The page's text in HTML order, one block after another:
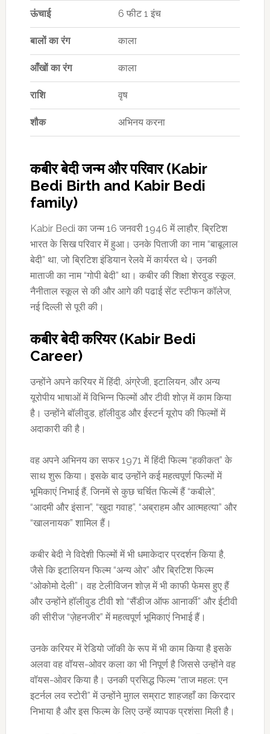
ऊंचाई 6 फीट 1 इंच
बालों का रंग काला
आँखों का रंग काला
राशि वृष
शौक अभिनय करना
कबीर बेदी जन्म और परिवार (Kabir
Bedi Birth and Kabir Bedi
family)
Kabir Bedi का जन्म 16 जनवरी 1946 में लाहौर, ब्रिटिश
भारत के सिख परिवार में हुआ। उनके पिताजी का नाम “बाबूलाल
बेदी” था, जो ब्रिटिश इंडियान रेलवे में कार्यरत थे। उनकी
माताजी का नाम “गोपी बेदी” था। कबीर की शिक्षा शेरवुड स्कूल,
नैनीताल स्कूल से की और आगे की पढाई सेंट स्टीफन कॉलेज,
नई दिल्ली से पूरी की।
कबीर बेदी करियर (Kabir Bedi
Career)
उन्होंने अपने करियर में हिंदी, अंग्रेजी, इटालियन, और अन्य
यूरोपीय भाषाओं में विभिन्न फिल्मों और टीवी शोज़ में काम किया
है। उन्होंने बॉलीवुड, हॉलीवुड और ईस्टर्न यूरोप की फिल्मों में
अदाकारी की है।
वह अपने अभिनय का सफर 1971 में हिंदी फिल्म “हकीकत” के
साथ शुरू किया। इसके बाद उन्होंने कई महत्वपूर्ण फिल्मों में
भूमिकाएं निभाई हैं, जिनमें से कुछ चर्चित फिल्में हैं “कबीले”,
“आदमी और इंसान”, “खुदा गवाह”, “अब्राहम और आत्महत्या” और
“खालनायक” शामिल हैं।
कबीर बेदी ने विदेशी फिल्मों में भी धमाकेदार प्रदर्शन किया है,
जैसे कि इटालियन फिल्म “अन्य ओर” और ब्रिटिश फिल्म
“ओकोमो देली”। वह टेलीविजन शोज़ में भी काफी फेमस हुए हैं
और उन्होंने हॉलीवुड टीवी शो “सैंडीज ऑफ आनार्की” और ईटीवी
की सीरीज “ज़ेहनजीर” में महत्वपूर्ण भूमिकाएं निभाई हैं।
उनके करियर में रेडियो जॉकी के रूप में भी काम किया है इसके
अलवा वह वॉयस-ओवर कला का भी निपूर्ण है जिससे उन्होंने वह
वॉयस-ओवर किया है। उनकी प्रसिद्ध फिल्म “ताज महल: एन
इटर्नल लव स्टोरी” में उन्होंने मुग़ल सम्राट शाहजहाँ का किरदार
निभाया है और इस फिल्म के लिए उन्हें व्यापक प्रशंसा मिली है।